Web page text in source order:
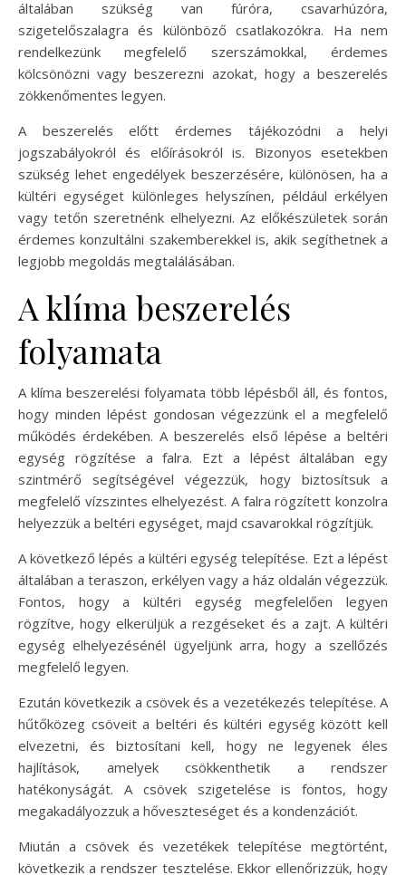
általában szükség van fúróra, csavarhúzóra,
szigetelőszalagra és különböző csatlakozókra. Ha nem
rendelkezünk megfelelő szerszámokkal, érdemes
kölcsönözni vagy beszerezni azokat, hogy a beszerelés
zökkenőmentes legyen.
A beszerelés előtt érdemes tájékozódni a helyi
jogszabályokról és előírásokról is. Bizonyos esetekben
szükség lehet engedélyek beszerzésére, különösen, ha a
kültéri egységet különleges helyszínen, például erkélyen
vagy tetőn szeretnénk elhelyezni. Az előkészületek során
érdemes konzultálni szakemberekkel is, akik segíthetnek a
legjobb megoldás megtalálásában.
A klíma beszerelés
folyamata
A klíma beszerelési folyamata több lépésből áll, és fontos,
hogy minden lépést gondosan végezzünk el a megfelelő
működés érdekében. A beszerelés első lépése a beltéri
egység rögzítése a falra. Ezt a lépést általában egy
szintmérő segítségével végezzük, hogy biztosítsuk a
megfelelő vízszintes elhelyezést. A falra rögzített konzolra
helyezzük a beltéri egységet, majd csavarokkal rögzítjük.
A következő lépés a kültéri egység telepítése. Ezt a lépést
általában a teraszon, erkélyen vagy a ház oldalán végezzük.
Fontos, hogy a kültéri egység megfelelően legyen
rögzítve, hogy elkerüljük a rezgéseket és a zajt. A kültéri
egység elhelyezésénél ügyeljünk arra, hogy a szellőzés
megfelelő legyen.
Ezután következik a csövek és a vezetékezés telepítése. A
hűtőközeg csöveit a beltéri és kültéri egység között kell
elvezetni, és biztosítani kell, hogy ne legyenek éles
hajlítások, amelyek csökkenthetik a rendszer
hatékonyságát. A csövek szigetelése is fontos, hogy
megakadályozzuk a hőveszteséget és a kondenzációt.
Miután a csövek és vezetékek telepítése megtörtént,
következik a rendszer tesztelése. Ekkor ellenőrizzük, hogy